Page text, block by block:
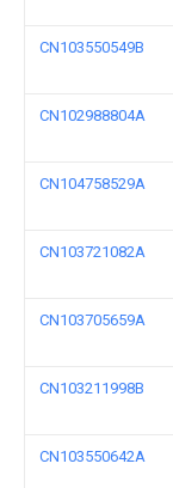
CN103550549B
CN102988804A
CN104758529A
CN103721082A
CN103705659A
CN103211998B
CN103550642A